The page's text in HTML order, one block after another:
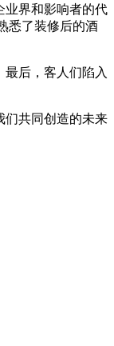
业界和影响者的代
悉了装修后的酒
后，客人们陷入
们共同创造的未来